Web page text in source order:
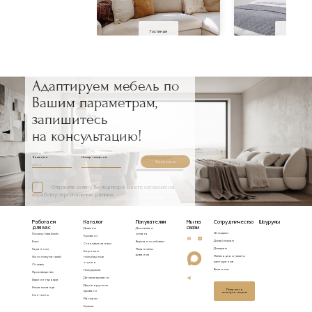
Гостиная
Адаптируем мебель по
Вашим параметрам,
запишитесь
на консультацию!
Ваше имя Номер телефона
Записаться
Отправляя заявку, Вы подтверждаете согласие на
обработку персональных данных
Работаем
для вас
Почему Idealbeds
Блог
Гарантии
Фото покупателей
Отзывы
Производство
Идеи интерьера
Наша команда
Контакты
Каталог
Диваны
Кровати
Стеновые панели
Барные и
полубарные
стулья
Полукресла
Детские кровати
Двухъярусные
кровати
Матрасы
Кресла
Покупателям
Доставка и
оплата
Варианты обивки
Механизмы
диванов
Мы на
связи
Сотрудничество
3D модели
Дизайнерам
Дилерам
Мебель для отелей и
ресторанов
Вакансии
Получить
консультацию
Шоурумы